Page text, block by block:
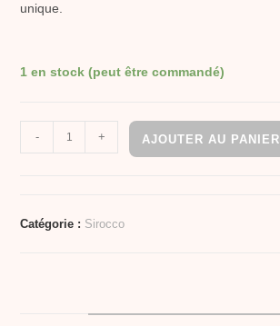
unique.
1 en stock (peut être commandé)
- + AJOUTER AU PANIER
Catégorie : Sirocco